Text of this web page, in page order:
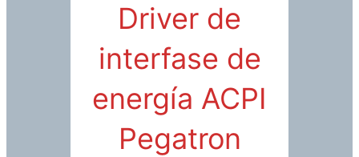
Driver de
interfase de
energía ACPI
Pegatron